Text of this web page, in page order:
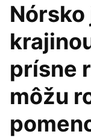
prísne
môžu